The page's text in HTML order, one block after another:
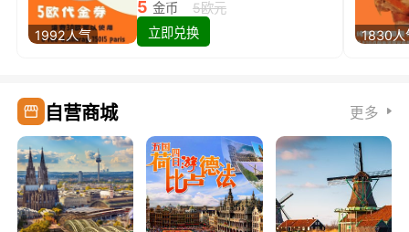
1992人气
5 金币
5欧元
立即兑换
1830人
自营商城 更多